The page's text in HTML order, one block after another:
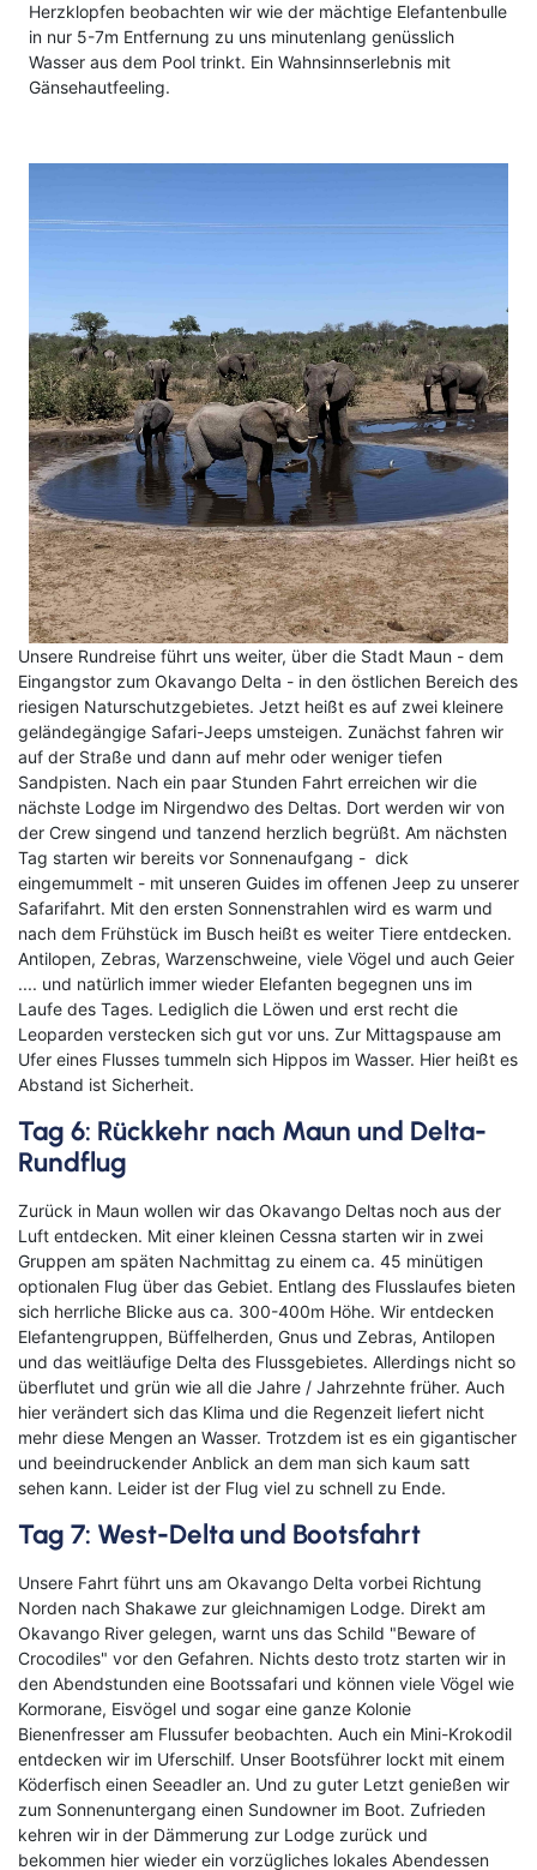
Herzklopfen beobachten wir wie der mächtige Elefantenbulle
in nur 5-7m Entfernung zu uns minutenlang genüsslich
Wasser aus dem Pool trinkt. Ein Wahnsinnserlebnis mit
Gänsehautfeeling.
Unsere Rundreise führt uns weiter, über die Stadt Maun - dem
Eingangstor zum Okavango Delta - in den östlichen Bereich des
riesigen Naturschutzgebietes. Jetzt heißt es auf zwei kleinere
geländegängige Safari-Jeeps umsteigen. Zunächst fahren wir
auf der Straße und dann auf mehr oder weniger tiefen
Sandpisten. Nach ein paar Stunden Fahrt erreichen wir die
nächste Lodge im Nirgendwo des Deltas. Dort werden wir von
der Crew singend und tanzend herzlich begrüßt. Am nächsten
Tag starten wir bereits vor Sonnenaufgang - dick
eingemummelt - mit unseren Guides im offenen Jeep zu unserer
Safarifahrt. Mit den ersten Sonnenstrahlen wird es warm und
nach dem Frühstück im Busch heißt es weiter Tiere entdecken.
Antilopen, Zebras, Warzenschweine, viele Vögel und auch Geier
.... und natürlich immer wieder Elefanten begegnen uns im
Laufe des Tages. Lediglich die Löwen und erst recht die
Leoparden verstecken sich gut vor uns. Zur Mittagspause am
Ufer eines Flusses tummeln sich Hippos im Wasser. Hier heißt es
Abstand ist Sicherheit.
Tag 6: Rückkehr nach Maun und Delta-
Rundflug
Zurück in Maun wollen wir das Okavango Deltas noch aus der
Luft entdecken. Mit einer kleinen Cessna starten wir in zwei
Gruppen am späten Nachmittag zu einem ca. 45 minütigen
optionalen Flug über das Gebiet. Entlang des Flusslaufes bieten
sich herrliche Blicke aus ca. 300-400m Höhe. Wir entdecken
Elefantengruppen, Büffelherden, Gnus und Zebras, Antilopen
und das weitläufige Delta des Flussgebietes. Allerdings nicht so
überflutet und grün wie all die Jahre / Jahrzehnte früher. Auch
hier verändert sich das Klima und die Regenzeit liefert nicht
mehr diese Mengen an Wasser. Trotzdem ist es ein gigantischer
und beeindruckender Anblick an dem man sich kaum satt
sehen kann. Leider ist der Flug viel zu schnell zu Ende.
Tag 7: West-Delta und Bootsfahrt
Unsere Fahrt führt uns am Okavango Delta vorbei Richtung
Norden nach Shakawe zur gleichnamigen Lodge. Direkt am
Okavango River gelegen, warnt uns das Schild "Beware of
Crocodiles" vor den Gefahren. Nichts desto trotz starten wir in
den Abendstunden eine Bootssafari und können viele Vögel wie
Kormorane, Eisvögel und sogar eine ganze Kolonie
Bienenfresser am Flussufer beobachten. Auch ein Mini-Krokodil
entdecken wir im Uferschilf. Unser Bootsführer lockt mit einem
Köderfisch einen Seeadler an. Und zu guter Letzt genießen wir
zum Sonnenuntergang einen Sundowner im Boot. Zufrieden
kehren wir in der Dämmerung zur Lodge zurück und
bekommen hier wieder ein vorzügliches lokales Abendessen